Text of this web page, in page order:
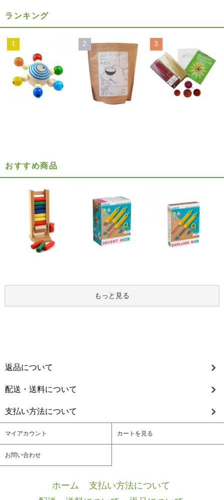
ランキング
1 2 3
おすすめ商品
もっと見る
返品について
配送・送料について
支払い方法について
マイアカウント カートを見る
お問い合わせ
ホーム 支払い方法について